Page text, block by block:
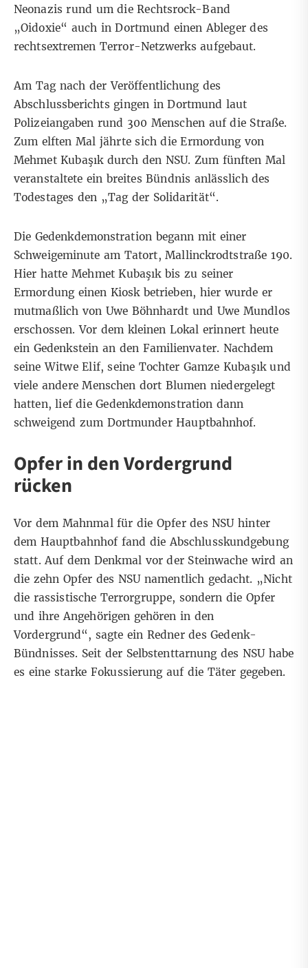
Neonazis rund um die Rechtsrock-Band
„Oidoxie“ auch in Dortmund einen Ableger des
rechtsextremen Terror-Netzwerks aufgebaut.
Am Tag nach der Veröffentlichung des
Abschlussberichts gingen in Dortmund laut
Polizeiangaben rund 300 Menschen auf die Straße.
Zum elften Mal jährte sich die Ermordung von
Mehmet Kubaşık durch den NSU. Zum fünften Mal
veranstaltete ein breites Bündnis anlässlich des
Todestages den „Tag der Solidarität“.
Die Gedenkdemonstration begann mit einer
Schweigeminute am Tatort, Mallinckrodtstraße 190.
Hier hatte Mehmet Kubaşık bis zu seiner
Ermordung einen Kiosk betrieben, hier wurde er
mutmaßlich von Uwe Böhnhardt und Uwe Mundlos
erschossen. Vor dem kleinen Lokal erinnert heute
ein Gedenkstein an den Familienvater. Nachdem
seine Witwe Elif, seine Tochter Gamze Kubaşık und
viele andere Menschen dort Blumen niedergelegt
hatten, lief die Gedenkdemonstration dann
schweigend zum Dortmunder Hauptbahnhof.
Opfer in den Vordergrund
rücken
Vor dem Mahnmal für die Opfer des NSU hinter
dem Hauptbahnhof fand die Abschlusskundgebung
statt. Auf demDenkmalvor der Steinwache wird an
die zehn Opfer des NSU namentlich gedacht. „Nicht
die rassistische Terrorgruppe, sondern die Opfer
und ihre Angehörigen gehören in den
Vordergrund“, sagte ein Redner des Gedenk-
Bündnisses. Seit der Selbstenttarnung des NSU habe
es eine starke Fokussierung auf die Täter gegeben.